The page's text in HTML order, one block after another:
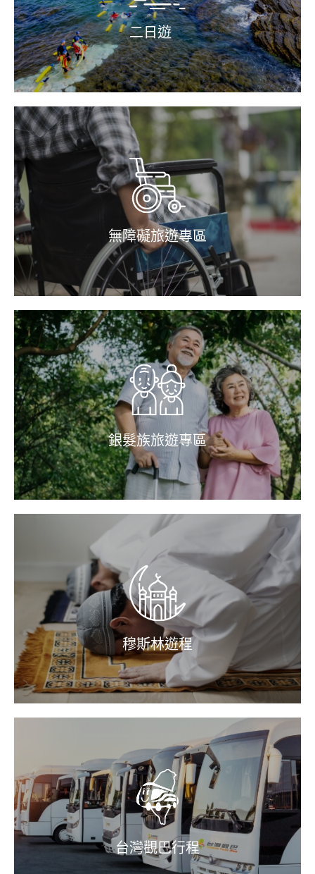
二日遊
無障礙旅遊專區
銀髮族旅遊專區
穆斯林遊程
台灣觀巴行程